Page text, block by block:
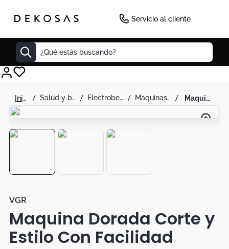
Servicio al cliente
¿Qué estás buscando?
salud y belleza electrobelleza maquinas de afeitar maquina dorada corte y estilo con facilidad
VGR
Maquina Dorada Corte y
Estilo Con Facilidad
Decoracion
Cuadro
Sillas
Duvet
Botas